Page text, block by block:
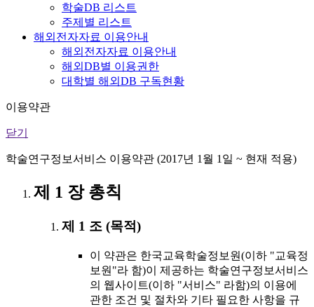
학술DB 리스트
주제별 리스트
해외전자자료 이용안내
해외전자자료 이용안내
해외DB별 이용권한
대학별 해외DB 구독현황
이용약관
닫기
학술연구정보서비스 이용약관 (2017년 1월 1일 ~ 현재 적용)
제 1 장 총칙
제 1 조 (목적)
이 약관은 한국교육학술정보원(이하 "교육정
보원"라 함)이 제공하는 학술연구정보서비스
의 웹사이트(이하 "서비스" 라함)의 이용에
관한 조건 및 절차와 기타 필요한 사항을 규